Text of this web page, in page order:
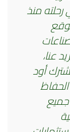
منذ
عنا،
وعن منتجاتنا، وفرص التعاون المشترك ‎أود
جميع